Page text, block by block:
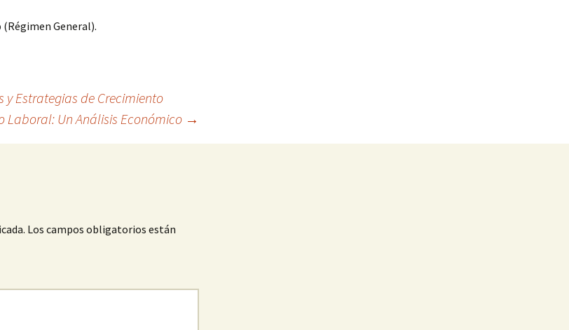
General).
y Estrategias de Crecimiento
Laboral: Un Análisis Económico →
Los campos obligatorios están